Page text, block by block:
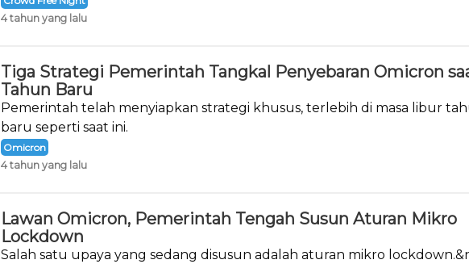
4 tahun yang lalu
Tiga Strategi Pemerintah Tangkal Penyebaran Omicron
Tahun Baru
Pemerintah telah menyiapkan strategi khusus, terlebih di masa libur
baru seperti saat ini.
Omicron
4 tahun yang lalu
Lawan Omicron, Pemerintah Tengah Susun Aturan Mikro
Lockdown
Salah satu upaya yang sedang disusun adalah aturan mikro